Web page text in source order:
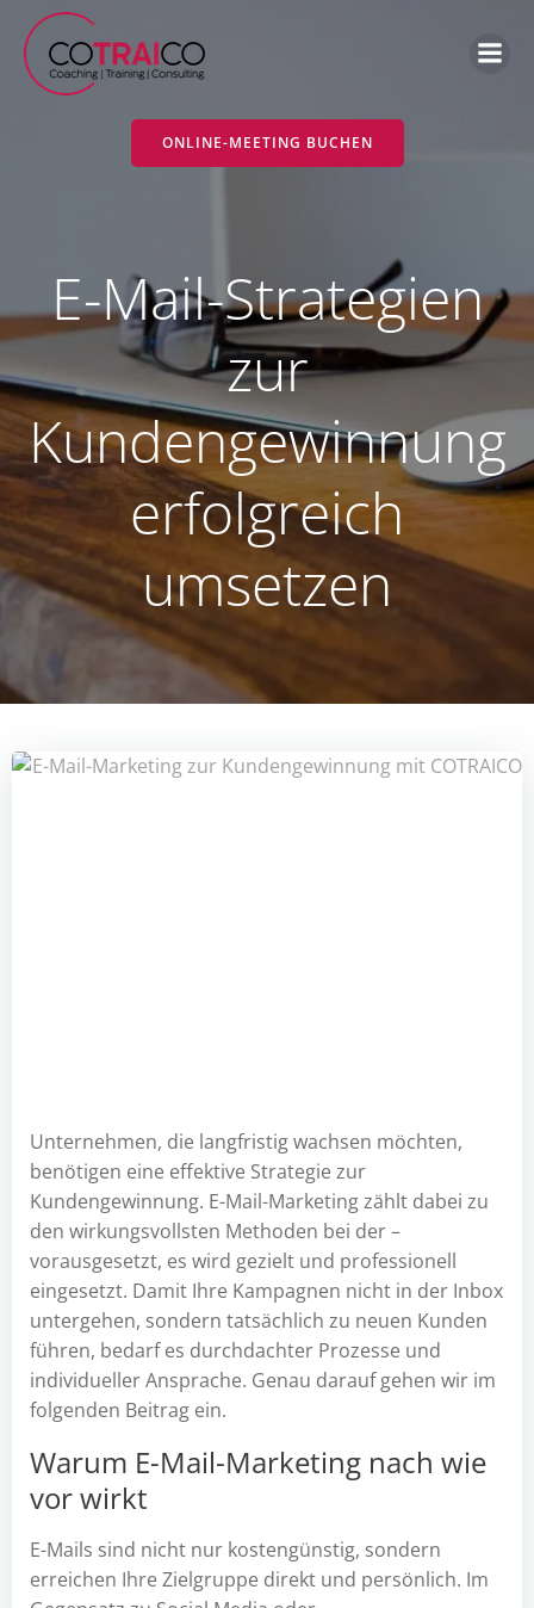
ONLINE-MEETING BUCHEN
E-Mail-Strategien
zur
Kundengewinnung
erfolgreich
umsetzen
Unternehmen, die langfristig wachsen möchten,
benötigen eine effektive Strategie zur
Kundengewinnung. E-Mail-Marketing zählt dabei zu
den wirkungsvollsten Methoden bei der –
vorausgesetzt, es wird gezielt und professionell
eingesetzt. Damit Ihre Kampagnen nicht in der Inbox
untergehen, sondern tatsächlich zu neuen Kunden
führen, bedarf es durchdachter Prozesse und
individueller Ansprache. Genau darauf gehen wir im
folgenden Beitrag ein.
Warum E-Mail-Marketing nach wie
vor wirkt
E-Mails sind nicht nur kostengünstig, sondern
erreichen Ihre Zielgruppe direkt und persönlich. Im